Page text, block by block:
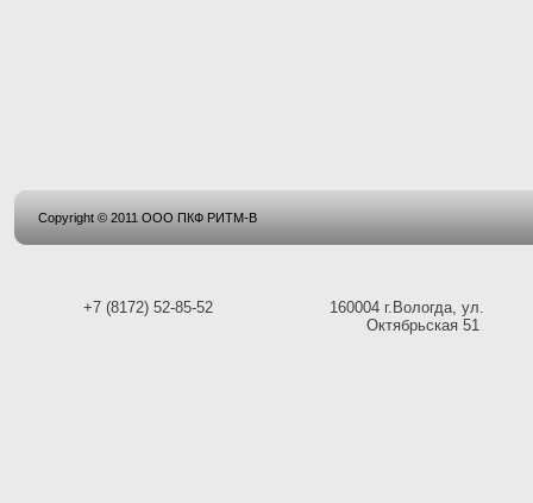
+7 (8172) 52-85-52
160004 г.Вологда, ул.
Октябрьская 51
Copyright © 2011 ООО ПКФ РИТМ-В